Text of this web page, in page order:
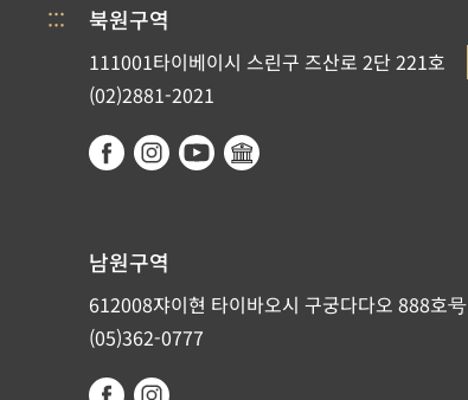
::: 북원구역
111001타이베이시 스린구 즈산로 2단 221호
(02)2881-2021
남원구역
612008쟈이현 타이바오시 구궁다다오 888호号
(05)362-0777